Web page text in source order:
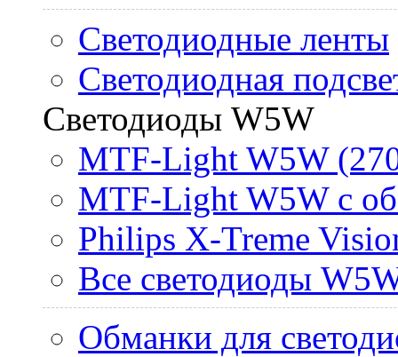
Светодиодные ленты
Светодиодная
Светодиоды W5W
MTF-Light W5W
MTF-Light W5W с
Philips X-Treme
Все светодиоды
Обманки для